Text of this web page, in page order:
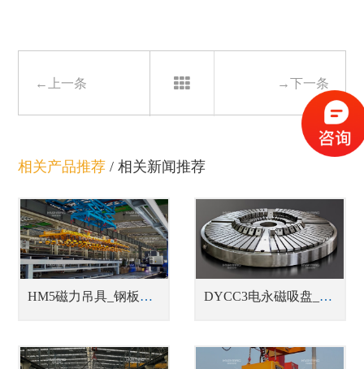
←上一条 →下一条
相关产品推荐 /相关新闻推荐
HM5磁力吊具_钢板切割线上下料吊具 DYCC3电永磁吸盘_车床用电永磁吸盘